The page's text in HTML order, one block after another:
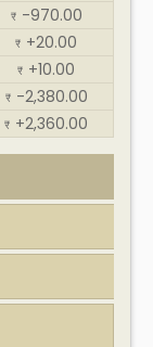
₹ -970.00
₹ +20.00
₹ +10.00
₹ -2,380.00
₹ +2,360.00